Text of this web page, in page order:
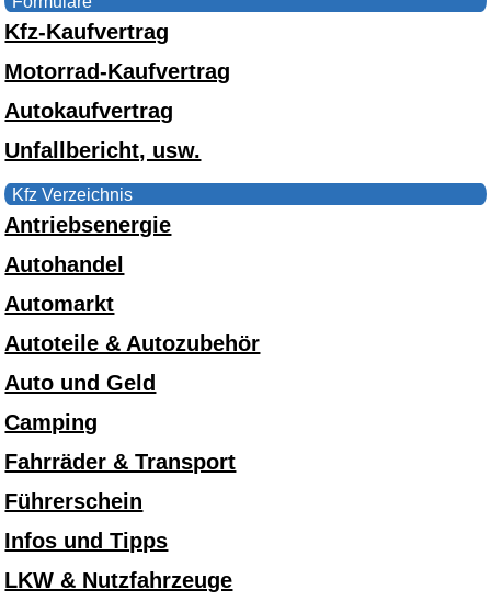
Kfz-Kaufvertrag
Motorrad-Kaufvertrag
Autokaufvertrag
Unfallbericht, usw.
Kfz Verzeichnis
Antriebsenergie
Autohandel
Automarkt
Autoteile & Autozubehör
Auto und Geld
Camping
Fahrräder & Transport
Führerschein
Infos und Tipps
LKW & Nutzfahrzeuge